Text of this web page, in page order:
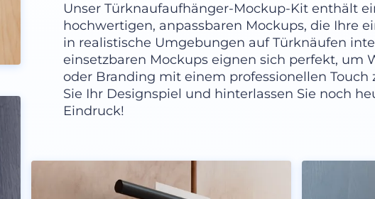
Unser Türknaufaufhänger-Mockup-Kit enthält
hochwertigen, anpassbaren Mockups, die Ihre
in realistische Umgebungen auf Türknäufen
einsetzbaren Mockups eignen sich perfekt, um
oder Branding mit einem professionellen Touch
Sie Ihr Designspiel und hinterlassen Sie noch
Eindruck!